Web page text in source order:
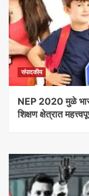
संपादकीय
NEP 2020 मुळे
शिक्षण क्षेत्रात